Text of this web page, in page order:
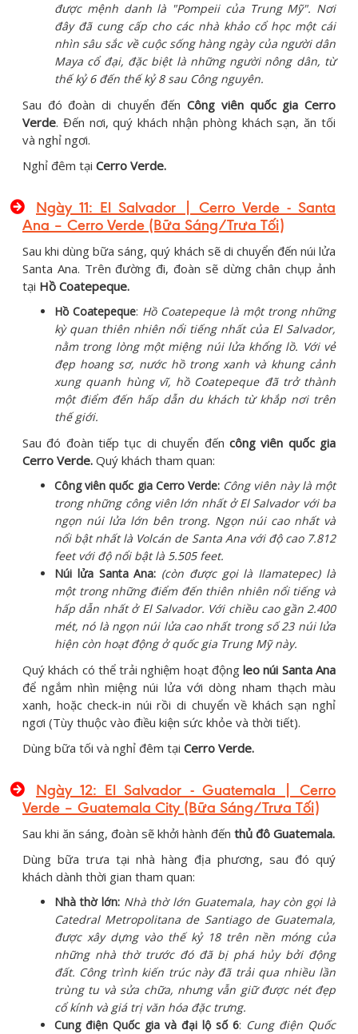
được mệnh danh là "Pompeii của Trung Mỹ". Nơi
đây đã cung cấp cho các nhà khảo cổ học một cái
nhìn sâu sắc về cuộc sống hàng ngày của người dân
Maya cổ đại, đặc biệt là những người nông dân, từ
thế kỷ 6 đến thế kỷ 8 sau Công nguyên.
Sau đó đoàn di chuyển đếnCông viên quốc gia Cerro
Verde. Đến nơi, quý khách nhận phòng khách sạn, ăn tối
và nghỉ ngơi.
Nghỉ đêm tại Cerro Verde.
Ngày 11: El Salvador | Cerro Verde - Santa
Ana – Cerro Verde (Bữa Sáng/Trưa Tối)
Sau khi dùng bữa sáng, quý khách sẽ di chuyển đến núi lửa
Santa Ana. Trên đường đi, đoàn sẽ dừng chân chụp ảnh
tại Hồ Coatepeque.
Hồ Coatepeque: Hồ Coatepeque là một trong những
kỳ quan thiên nhiên nổi tiếng nhất của El Salvador,
nằm trong lòng một miệng núi lửa khổng lồ. Với vẻ
đẹp hoang sơ, nước hồ trong xanh và khung cảnh
xung quanh hùng vĩ, hồ Coatepeque đã trở thành
một điểm đến hấp dẫn du khách từ khắp nơi trên
thế giới.
Sau đó đoàn tiếp tục di chuyển đến công viên quốc gia
Cerro Verde. Quý khách tham quan:
Công viên quốc gia Cerro Verde: Công viên này là một
trong những công viên lớn nhất ở El Salvador với ba
ngọn núi lửa lớn bên trong. Ngọn núi cao nhất và
nổi bật nhất là Volcán de Santa Ana với độ cao 7.812
feet với độ nổi bật là 5.505 feet.
Núi lửa Santa Ana: (còn được gọi là Ilamatepec) là
một trong những điểm đến thiên nhiên nổi tiếng và
hấp dẫn nhất ở El Salvador. Với chiều cao gần 2.400
mét, nó là ngọn núi lửa cao nhất trong số 23 núi lửa
hiện còn hoạt động ở quốc gia Trung Mỹ này.
Quý khách có thể trải nghiệm hoạt độngleo núi Santa Ana
để ngắm nhìn miệng núi lửa với dòng nham thạch màu
xanh, hoặc check-in núi rồi di chuyển về khách sạn nghỉ
ngơi (Tùy thuộc vào điều kiện sức khỏe và thời tiết).
Dùng bữa tối và nghỉ đêm tại Cerro Verde.
Ngày 12: El Salvador - Guatemala | Cerro
Verde – Guatemala City (Bữa Sáng/Trưa Tối)
Sau khi ăn sáng, đoàn sẽ khởi hành đến thủ đô Guatemala.
Dùng bữa trưa tại nhà hàng địa phương, sau đó quý
khách dành thời gian tham quan:
Nhà thờ lớn: Nhà thờ lớn Guatemala, hay còn gọi là
Catedral Metropolitana de Santiago de Guatemala,
được xây dựng vào thế kỷ 18 trên nền móng của
những nhà thờ trước đó đã bị phá hủy bởi động
đất. Công trình kiến trúc này đã trải qua nhiều lần
trùng tu và sửa chữa, nhưng vẫn giữ được nét đẹp
cổ kính và giá trị văn hóa đặc trưng.
Cung điện Quốc gia và đại lộ số 6: Cung điện Quốc